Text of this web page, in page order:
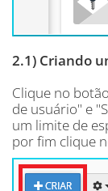
2.1) Criando
Clique no
de usuário" e
um limite de
por fim clique